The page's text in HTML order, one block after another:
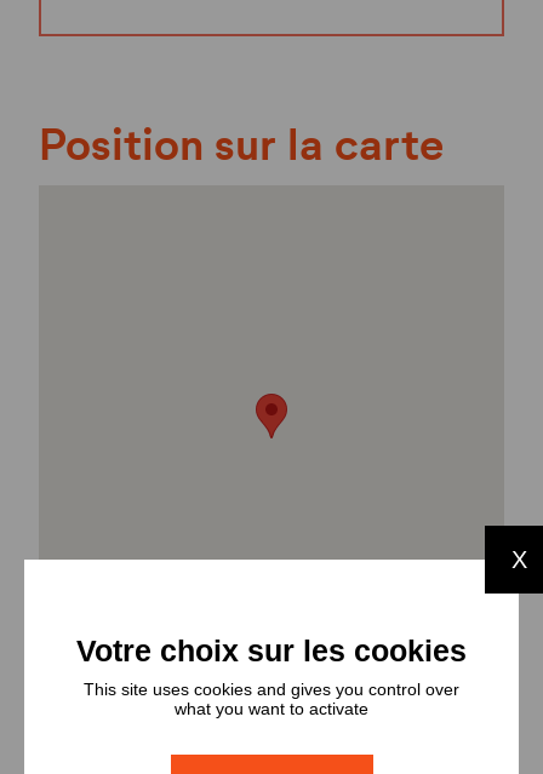
Position sur la carte
X
This site uses cookies and gives you control over
what you want to activate